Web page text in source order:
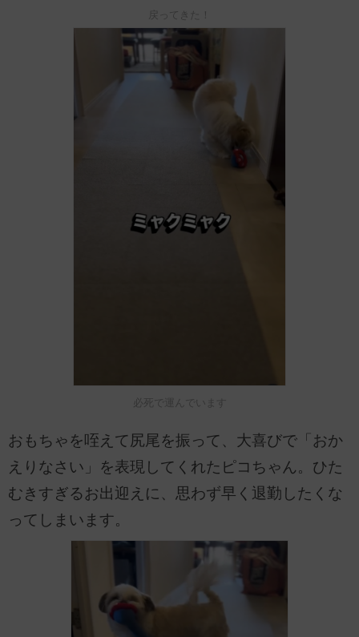
戻ってきた！
必死で運んでいます
おもちゃを咥えて尻尾を振って、大喜びで「おか
えりなさい」を表現してくれたピコちゃん。ひた
むきすぎるお出迎えに、思わず早く退勤したくな
ってしまいます。